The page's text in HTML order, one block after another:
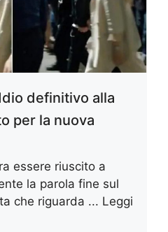
definitivo alla
per la nuova
essere riuscito a
la parola fine sul
che riguarda ... Leggi